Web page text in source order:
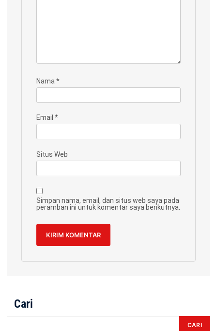
Nama *
Email *
Situs Web
Simpan nama, email, dan situs web saya pada
peramban ini untuk komentar saya berikutnya.
Cari
CARI